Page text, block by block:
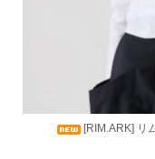
[RIM.ARK] リ